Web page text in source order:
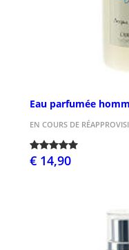
Eau parfumée
EN COURS DE
€ 14,90